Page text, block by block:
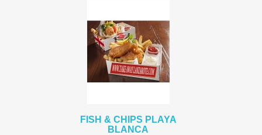
FISH & CHIPS PLAYA
BLANCA